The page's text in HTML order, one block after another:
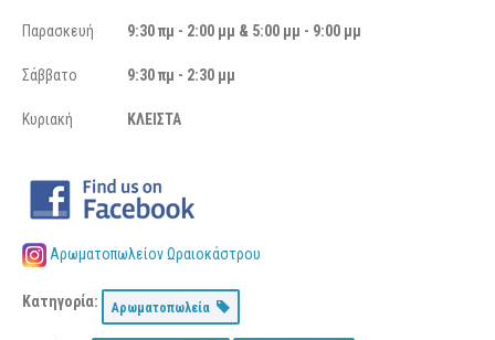
Παρασκευή 9:30 πμ - 2:00 μμ & 5:00 μμ - 9:00 μμ
Σάββατο 9:30 πμ - 2:30 μμ
Κυριακή ΚΛΕΙΣΤΑ
Αρωματοπωλείον Ωραιοκάστρου
Κατηγορία: Αρωματοπωλεία